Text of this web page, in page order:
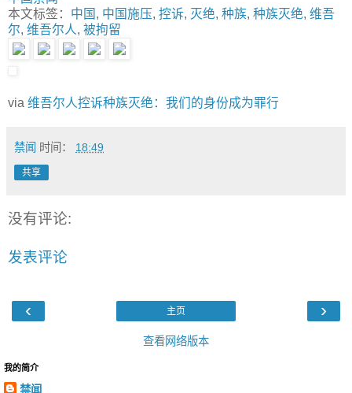
本文标签： 中国 , 中国施压, 控诉, 灭绝, 种族, 种族灭绝, 维吾
尔, 维吾尔人, 被拘留
via 维吾尔人控诉种族灭绝：我们的身份成为罪行
禁闻 时间： 18:49
共享
没有评论:
发表评论
‹ ›
主页
查看网络版本
我的简介
禁闻